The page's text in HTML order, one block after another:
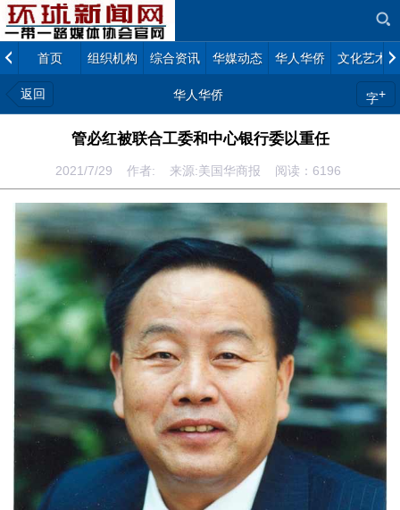
首页 组织机构 综合资讯 华媒动态 华人华侨 文化艺术
返回 华人华侨 字+
管必红被联合工委和中心银行委以重任
2021/7/29 作者: 来源:美国华商报 阅读： 6196